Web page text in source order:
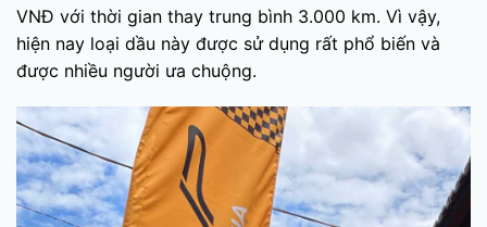
VNĐ với thời gian thay trung bình 3.000 km. Vì vậy,
hiện nay loại dầu này được sử dụng rất phổ biến và
được nhiều người ưa chuộng.